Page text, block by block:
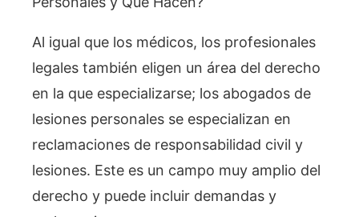
Al igual que los médicos, los profesionales
legales también eligen un área del derecho
en la que especializarse; los abogados de
lesiones personales se especializan en
reclamaciones de responsabilidad civil y
lesiones. Este es un campo muy amplio del
derecho y puede incluir demandas y